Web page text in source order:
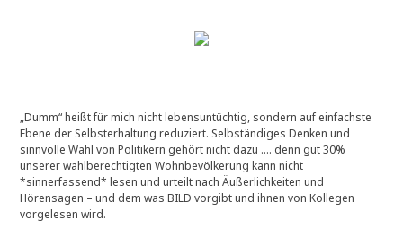
„Dumm“ heißt für mich nicht lebensuntüchtig, sondern auf einfachste
Ebene der Selbsterhaltung reduziert. Selbständiges Denken und
sinnvolle Wahl von Politikern gehört nicht dazu …. denn gut 30%
unserer wahlberechtigten Wohnbevölkerung kann nicht
*sinnerfassend* lesen und urteilt nach Äußerlichkeiten und
Hörensagen – und dem was BILD vorgibt und ihnen von Kollegen
vorgelesen wird.